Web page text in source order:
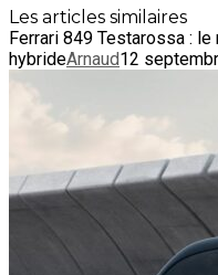
Les articles similaires
Ferrari 849 Testarossa :
hybrideArnaud12